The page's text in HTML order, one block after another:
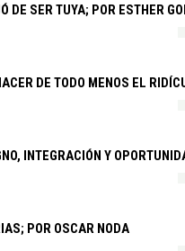
DE SER TUYA; POR ESTHER
DE TODO MENOS EL
INTEGRACIÓN Y
POR OSCAR NODA